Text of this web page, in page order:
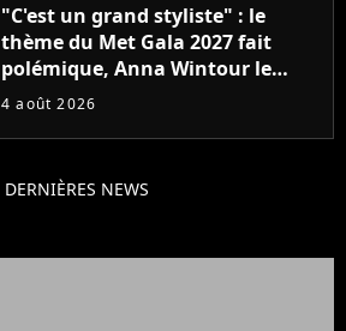
"C'est un grand styliste" : le
thème du Met Gala 2027 fait
polémique, Anna Wintour le
défend
4 août 2026
DERNIÈRES NEWS